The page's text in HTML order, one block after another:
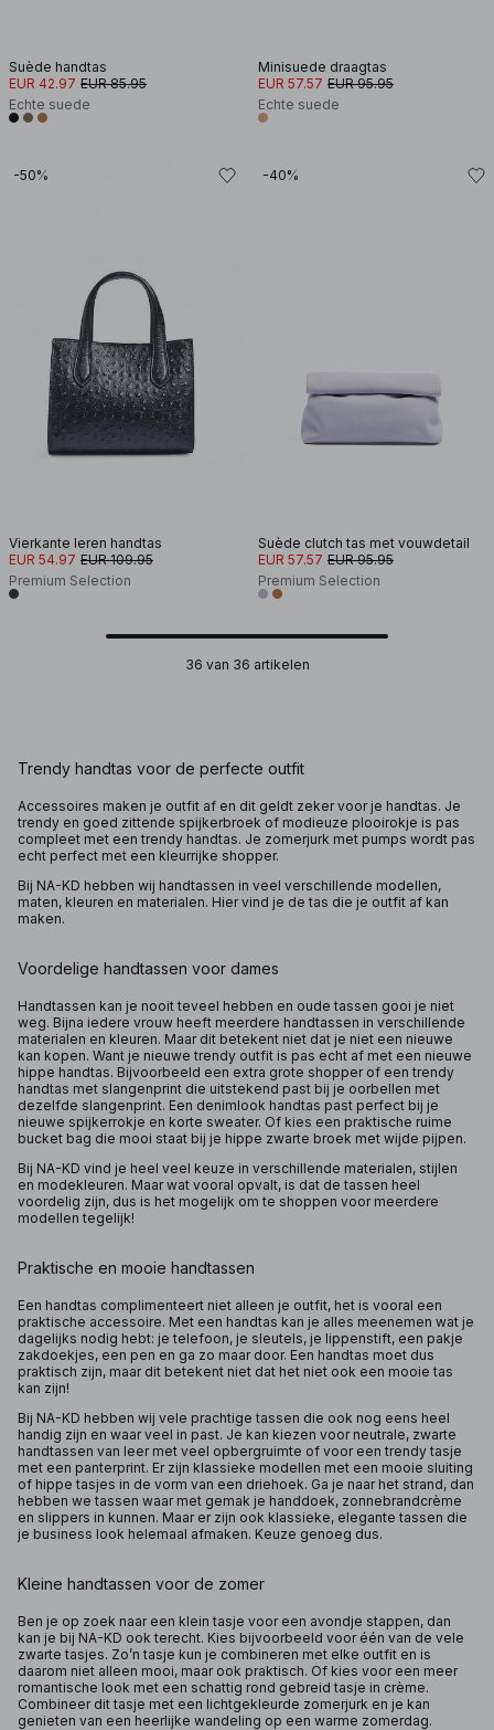
Suède handtas
EUR 42.97 EUR 85.95
Echte suede
Minisuede draagtas
EUR 57.57 EUR 95.95
Echte suede
-50%
Vierkante leren handtas
EUR 54.97 EUR 109.95
Premium Selection
-40%
Suède clutch tas met vouwdetail
EUR 57.57 EUR 95.95
Premium Selection
36 van 36 artikelen
Trendy handtas voor de perfecte outfit
Accessoires maken je outfit af en dit geldt zeker voor je handtas. Je
trendy en goed zittende spijkerbroek of modieuze plooirokje is pas
compleet met een trendy handtas. Je zomerjurk met pumps wordt pas
echt perfect met een kleurrijke shopper.
Bij NA-KD hebben wij handtassen in veel verschillende modellen,
maten, kleuren en materialen. Hier vind je de tas die je outfit af kan
maken.
Voordelige handtassen voor dames
Handtassen kan je nooit teveel hebben en oude tassen gooi je niet
weg. Bijna iedere vrouw heeft meerdere handtassen in verschillende
materialen en kleuren. Maar dit betekent niet dat je niet een nieuwe
kan kopen. Want je nieuwe trendy outfit is pas echt af met een nieuwe
hippe handtas. Bijvoorbeeld een extra grote shopper of een trendy
handtas met slangenprint die uitstekend past bij je oorbellen met
dezelfde slangenprint. Een denimlook handtas past perfect bij je
nieuwe spijkerrokje en korte sweater. Of kies een praktische ruime
bucket bag die mooi staat bij je hippe zwarte broek met wijde pijpen.
Bij NA-KD vind je heel veel keuze in verschillende materialen, stijlen
en modekleuren. Maar wat vooral opvalt, is dat de tassen heel
voordelig zijn, dus is het mogelijk om te shoppen voor meerdere
modellen tegelijk!
Praktische en mooie handtassen
Een handtas complimenteert niet alleen je outfit, het is vooral een
praktische accessoire. Met een handtas kan je alles meenemen wat je
dagelijks nodig hebt: je telefoon, je sleutels, je lippenstift, een pakje
zakdoekjes, een pen en ga zo maar door. Een handtas moet dus
praktisch zijn, maar dit betekent niet dat het niet ook een mooie tas
kan zijn!
Bij NA-KD hebben wij vele prachtige tassen die ook nog eens heel
handig zijn en waar veel in past. Je kan kiezen voor neutrale, zwarte
handtassen van leer met veel opbergruimte of voor een trendy tasje
met een panterprint. Er zijn klassieke modellen met een mooie sluiting
of hippe tasjes in de vorm van een driehoek. Ga je naar het strand, dan
hebben we tassen waar met gemak je handdoek, zonnebrandcrème
en slippers in kunnen. Maar er zijn ook klassieke, elegante tassen die
je business look helemaal afmaken. Keuze genoeg dus.
Kleine handtassen voor de zomer
Ben je op zoek naar een klein tasje voor een avondje stappen, dan
kan je bij NA-KD ook terecht. Kies bijvoorbeeld voor één van de vele
zwarte tasjes. Zo’n tasje kun je combineren met elke outfit en is
daarom niet alleen mooi, maar ook praktisch. Of kies voor een meer
romantische look met een schattig rond gebreid tasje in crème.
Combineer dit tasje met een lichtgekleurde zomerjurk en je kan
genieten van een heerlijke wandeling op een warme zomerdag.